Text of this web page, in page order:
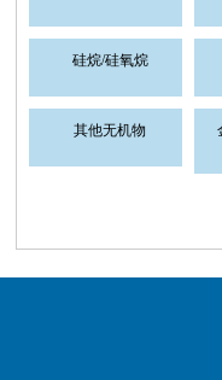
硅烷/硅氧烷
其他无机物